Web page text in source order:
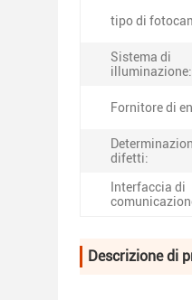
tipo di
Sistema di
illuminazione:
Fornitore di
difetti:
Interfaccia di
Descrizione di